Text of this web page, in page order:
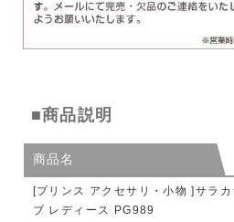
■商品説明
商品名
[プリンス アクセサリ・小物 ]サラ
ブ レディース PG989